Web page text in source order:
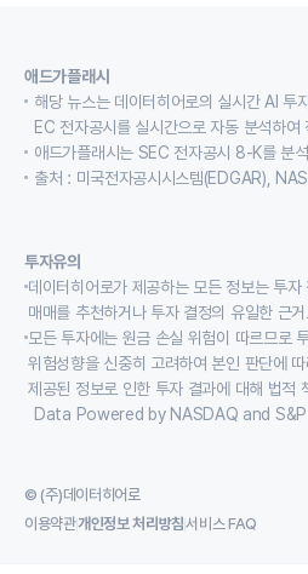
애드가플래시
해당 뉴스는 데이터히어로의 실시간 AI 투
EC 전자공시를 실시간으로 자동 분석하여
애드가플래시는 SEC 전자공시 8-K를 분
출처 : 미국전자공시시스템(EDGAR),
투자유의
데이터히어로가 제공하는 모든 정보는 투
매매를 추천하거나 투자 결정의 유일한 근
모든 투자에는 원금 손실 위험이 따르므로
위험성향을 신중히 고려하여 본인 판단에
제공된 정보로 인한 투자 결과에 대해 법적
Data Powered by NASDAQ and S&P
© (주)데이터히어로
이용약관개인정보 처리방침서비스 FAQ